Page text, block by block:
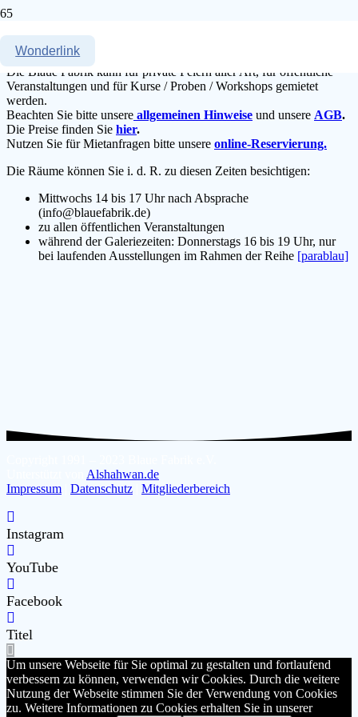
Wonderlink
Infos für Anmietungen
Die Blaue Fabrik kann für private Feiern aller Art, für öffentliche
Veranstaltungen und für Kurse / Proben / Workshops gemietet
werden.
Beachten Sie bitte unsere allgemeinen Hinweise und unsere AGB.
Die Preise finden Sie hier.
Nutzen Sie für Mietanfragen bitte unsere online-Reservierung.
Die Räume können Sie i. d. R. zu diesen Zeiten besichtigen:
Mittwochs 14 bis 17 Uhr nach Absprache
(info@blauefabrik.de)
zu allen öffentlichen Veranstaltungen
während der Galeriezeiten: Donnerstags 16 bis 19 Uhr, nur
bei laufenden Ausstellungen im Rahmen der Reihe [parablau]
Alshahwan.de
Impressum
Datenschutz Mitgliederbereich
Instagram
YouTube
Facebook
Titel
Um unsere Webseite für Sie optimal zu gestalten und fortlaufend
verbessern zu können, verwenden wir Cookies. Durch die weitere
Nutzung der Webseite stimmen Sie der Verwendung von Cookies
zu. Weitere Informationen zu Cookies erhalten Sie in unserer